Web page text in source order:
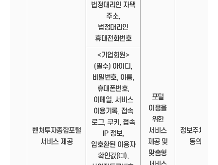
벤처투자종합포털
서비스 제공
법정대리인 자택
주소,
법정대리인
휴대전화번호
포털
이용을
위한
서비스
제공 및
맞춤형
정보주체의
동의
<기업회원>
(필수) 아이디,
비밀번호, 이름,
휴대폰번호,
이메일, 서비스
이용기록, 접속
로그, 쿠키, 접속
IP 정보,
암호환된 이용자
확인값(CI),